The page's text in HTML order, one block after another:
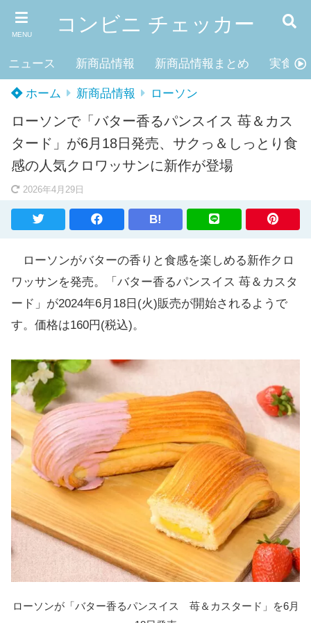
MENU コンビニ チェッカー
ニュース 新商品情報 新商品情報まとめ 実食レ
ホーム 新商品情報 ローソン
ローソンで「バター香るパンスイス 苺＆カス
タード」が6月18日発売、サクっ＆しっとり食
感の人気クロワッサンに新作が登場
2026年4月29日
B!
ローソンがバターの香りと食感を楽しめる新作クロ
ワッサンを発売。「バター香るパンスイス 苺＆カスタ
ード」が2024年6月18日(火)販売が開始されるようで
す。価格は160円(税込)。
ローソンが「バター香るパンスイス 苺＆カスタード」を6月